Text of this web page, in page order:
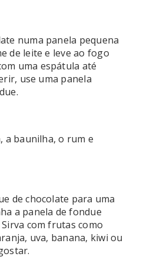
numa panela pequena
de leite e leve ao fogo
uma espátula até
use uma panela
a baunilha, o rum e
de chocolate para uma
a panela de fondue
com frutas como
uva, banana, kiwi ou